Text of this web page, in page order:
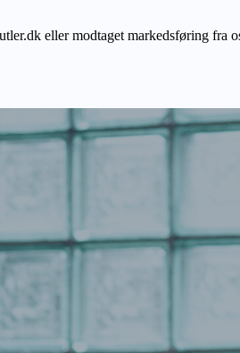
eller modtaget markedsføring fra